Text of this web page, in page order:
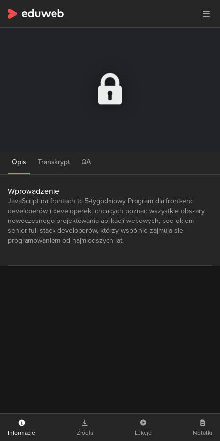
Opis Transkrypt QA
Wprowadzenie
JavaScript na frontach to 5-tygodniowy Program dla front-end
developerów i developerek, chcacych poznac wszystkie obszary
nowoczesnego projektowania aplikacji webowych, pod okiem
senior full-stack developerów, którzy wspólnie zajmuja sie
programowaniem od najmlodszych lat.
Informacje Źródła Lekcje Notatki